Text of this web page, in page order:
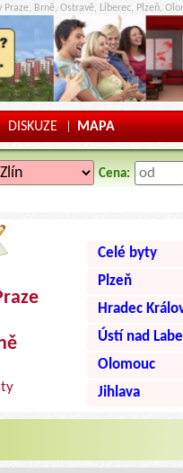
Brně, Ostravě, Liberec, Plzeň,
DISKUZE | MAPA
Cena:
Celé byty
Plzeň
Hradec
Ústí nad
Olomouc
Jihlava